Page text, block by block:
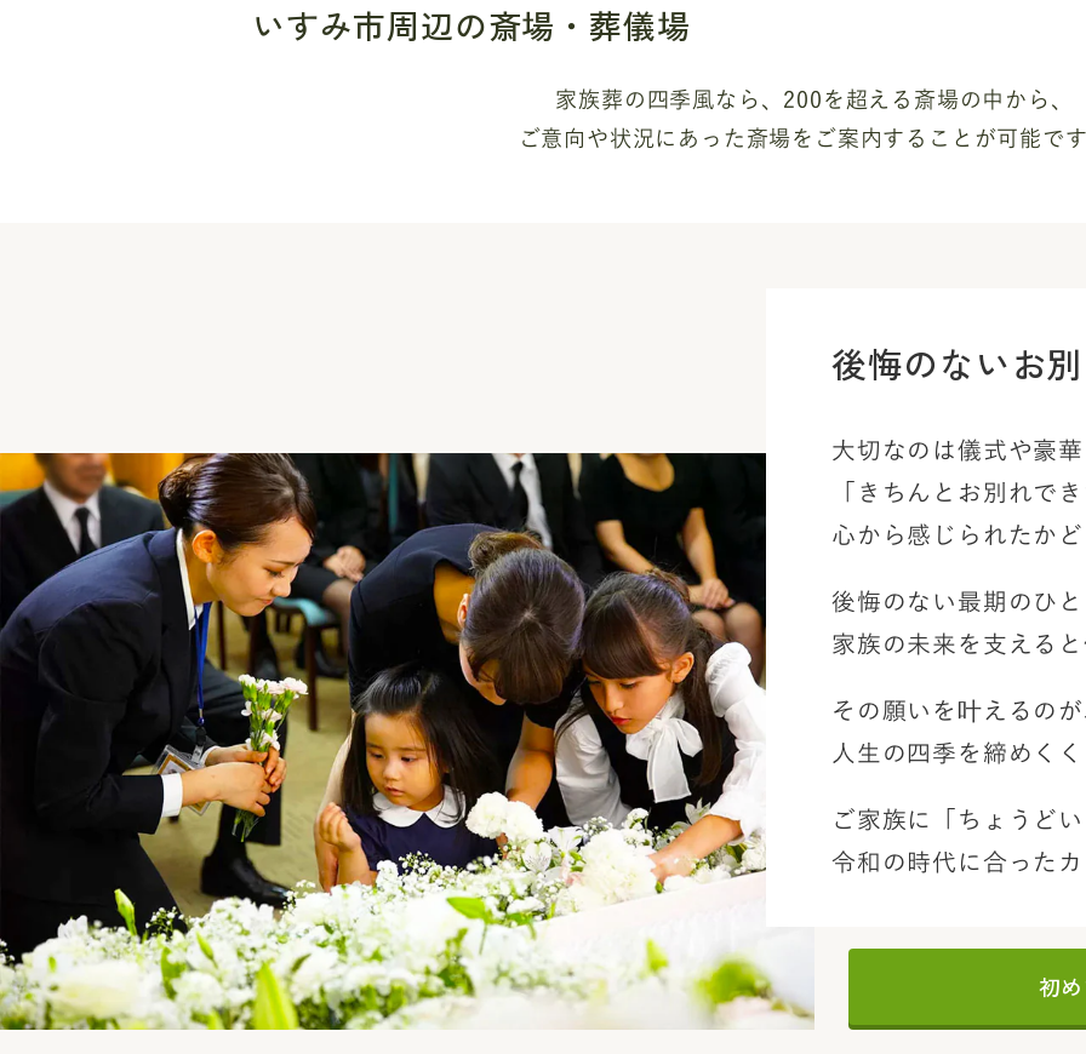
いすみ市周辺の斎場・葬儀場
家族葬の四季風なら、200を超える斎場の中から、
ご意向や状況にあった斎場を ご案内することが可能で
後悔のないお
大切なのは儀式や豪
「きちんとお別れで
心から感じられたか
後悔のない最期のひ
家族の未来を支える
その願いを叶えるの
人生の四季を締めく
ご家族に「ちょうど
令和の時代に合った
初